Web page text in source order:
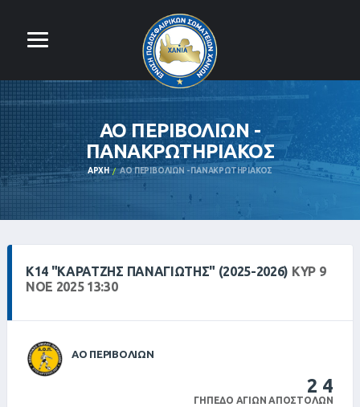
ΑΟ ΠΕΡΙΒΟΛΙΩΝ -
ΠΑΝΑΚΡΩΤΗΡΙΑΚΟΣ
ΑΡΧΉ ΑΟ ΠΕΡΙΒΟΛΙΩΝ - ΠΑΝΑΚΡΩΤΗΡΙΑΚΟΣ
Κ14 "ΚΑΡΑΤΖΉΣ ΠΑΝΑΓΙΏΤΗΣ" (2025-2026) ΚΥΡ 9
ΝΟΕ 2025 13:30
ΑΟ ΠΕΡΙΒΟΛΙΩΝ
2 4
ΓΉΠΕΔΟ ΑΓΊΩΝ ΑΠΟΣΤΌΛΩΝ